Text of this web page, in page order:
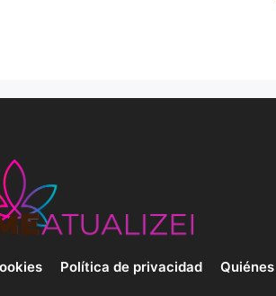
Política de privacidad